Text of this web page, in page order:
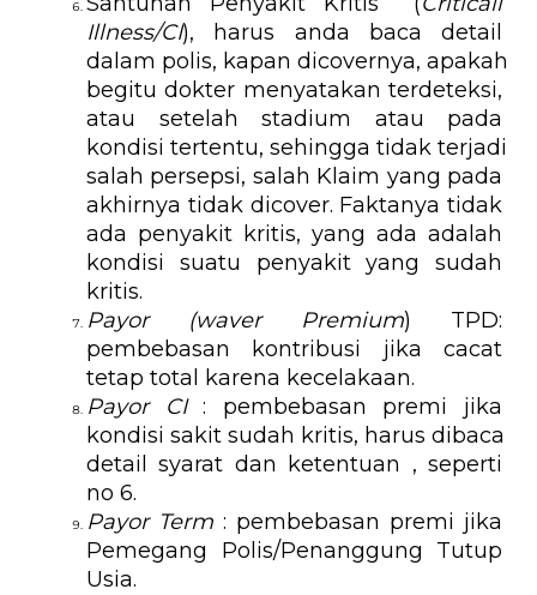
Illness/CI), harus anda baca detail
dalam polis, kapan dicovernya, apakah
begitu dokter menyatakan terdeteksi,
atau setelah stadium atau pada
kondisi tertentu, sehingga tidak terjadi
salah persepsi, salah Klaim yang pada
akhirnya tidak dicover. Faktanya tidak
ada penyakit kritis, yang ada adalah
kondisi suatu penyakit yang sudah
kritis.
Payor
(waver Premium) TPD:
pembebasan kontribusi jika cacat
tetap total karena kecelakaan.
Payor CI : pembebasan premi jika
kondisi sakit sudah kritis, harus dibaca
detail syarat dan ketentuan , seperti
no 6.
Payor Term : pembebasan premi jika
Pemegang Polis/Penanggung Tutup
Usia.